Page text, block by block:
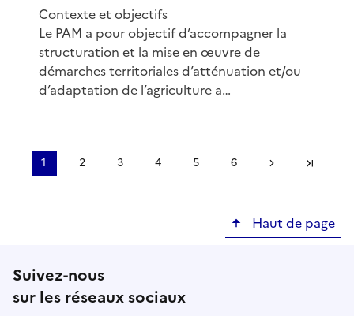
Contexte et objectifs
Le PAM a pour objectif d’accompagner la
structuration et la mise en œuvre de
démarches territoriales d’atténuation et/ou
d’adaptation de l’agriculture a…
Pagination
Page
1
Page
2
Page
3
Page
4
Page
5
Page
6
Page suivante
Haut de page
Suivez-nous
sur les réseaux sociaux